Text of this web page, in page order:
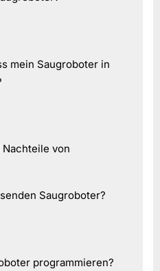
mein Saugroboter in
von
Saugroboter?
programmieren?